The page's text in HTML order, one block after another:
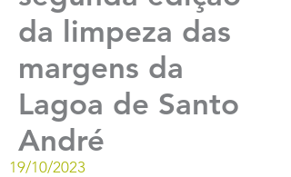
da limpeza das
margens da
Lagoa de Santo
André
19/10/2023